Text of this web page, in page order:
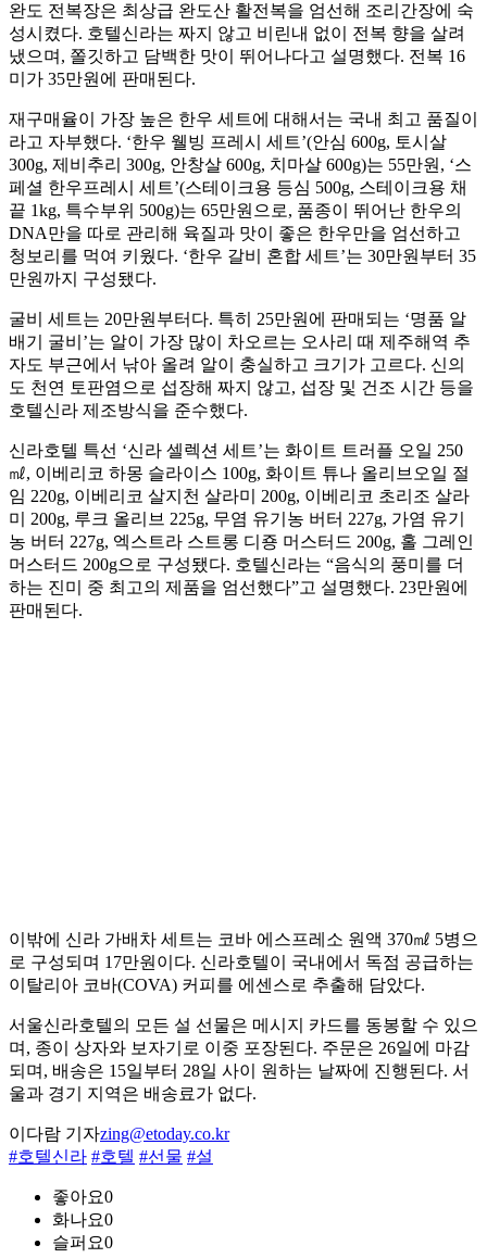
완도 전복장은 최상급 완도산 활전복을 엄선해 조리간장에 숙
성시켰다. 호텔신라는 짜지 않고 비린내 없이 전복 향을 살려
냈으며, 쫄깃하고 담백한 맛이 뛰어나다고 설명했다. 전복 16
미가 35만원에 판매된다.
재구매율이 가장 높은 한우 세트에 대해서는 국내 최고 품질이
라고 자부했다. ‘한우 웰빙 프레시 세트’(안심 600g, 토시살
300g, 제비추리 300g, 안창살 600g, 치마살 600g)는 55만원, ‘스
페셜 한우프레시 세트’(스테이크용 등심 500g, 스테이크용 채
끝 1kg, 특수부위 500g)는 65만원으로, 품종이 뛰어난 한우의
DNA만을 따로 관리해 육질과 맛이 좋은 한우만을 엄선하고
청보리를 먹여 키웠다. ‘한우 갈비 혼합 세트’는 30만원부터 35
만원까지 구성됐다.
굴비 세트는 20만원부터다. 특히 25만원에 판매되는 ‘명품 알
배기 굴비’는 알이 가장 많이 차오르는 오사리 때 제주해역 추
자도 부근에서 낚아 올려 알이 충실하고 크기가 고르다. 신의
도 천연 토판염으로 섭장해 짜지 않고, 섭장 및 건조 시간 등을
호텔신라 제조방식을 준수했다.
신라호텔 특선 ‘신라 셀렉션 세트’는 화이트 트러플 오일 250
㎖, 이베리코 하몽 슬라이스 100g, 화이트 튜나 올리브오일 절
임 220g, 이베리코 살지천 살라미 200g, 이베리코 초리조 살라
미 200g, 루크 올리브 225g, 무염 유기농 버터 227g, 가염 유기
농 버터 227g, 엑스트라 스트롱 디죵 머스터드 200g, 홀 그레인
머스터드 200g으로 구성됐다. 호텔신라는 “음식의 풍미를 더
하는 진미 중 최고의 제품을 엄선했다”고 설명했다. 23만원에
판매된다.
이밖에 신라 가배차 세트는 코바 에스프레소 원액 370㎖ 5병으
로 구성되며 17만원이다. 신라호텔이 국내에서 독점 공급하는
이탈리아 코바(COVA) 커피를 에센스로 추출해 담았다.
서울신라호텔의 모든 설 선물은 메시지 카드를 동봉할 수 있으
며, 종이 상자와 보자기로 이중 포장된다. 주문은 26일에 마감
되며, 배송은 15일부터 28일 사이 원하는 날짜에 진행된다. 서
울과 경기 지역은 배송료가 없다.
이다람 기자zing@etoday.co.kr
#호텔신라 #호텔 #선물 #설
좋아요0
화나요0
슬퍼요0